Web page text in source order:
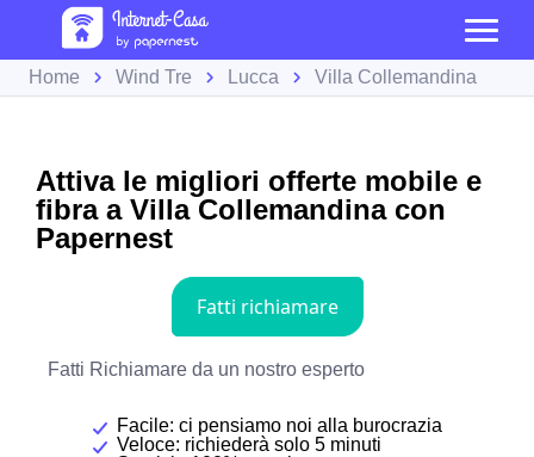
Home Wind Tre Lucca Villa Collemandina